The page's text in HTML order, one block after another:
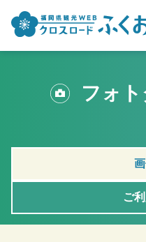
フォ
ご